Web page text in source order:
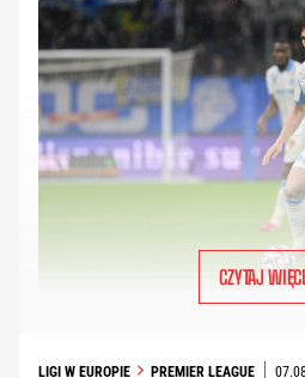
CZYTAJ
LIGI W EUROPIE PREMIER LEAGUE